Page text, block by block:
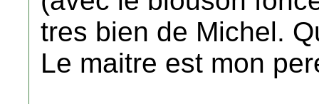
tres bien de Michel.
Le maitre est mon